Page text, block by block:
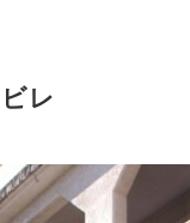
レ